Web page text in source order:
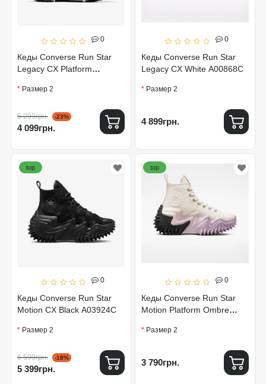
0
Кеды Converse Run Star
Legacy CX Platform
Размер 2
5 299грн. -23%
4 099грн.
0
Кеды Converse Run Star
Legacy CX White A00868C
Размер 2
4 899грн.
0
Кеды Converse Run Star
Motion CX Black A03924C
top
Размер 2
6 599грн. -18%
5 399грн.
0
Кеды Converse Run Star
Motion Platform Ombre
top
Размер 2
3 790грн.